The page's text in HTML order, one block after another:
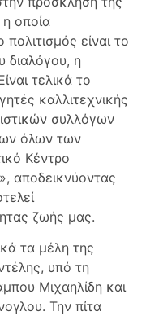
η οποία
είναι το
διαλόγου, η
τελικά το
καλλιτεχνικής
συλλόγων
όλων των
Κέντρο
αποδεικνύοντας
ζωής μας.
τα μέλη της
υπό τη
Μιχαηλίδη και
Την πίτα